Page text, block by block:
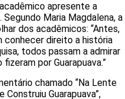
apresente a
Maria Magdalena, a
dos acadêmicos: “Antes,
conhecer direito a história
todos passam a admirar
por Guarapuava.”
chamado “Na Lente
Guarapuava”,